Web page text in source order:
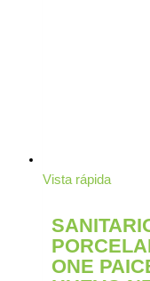
Vista rápida
ONE